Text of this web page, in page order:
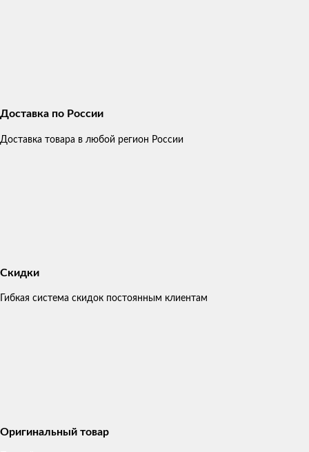
Доставка по России
Доставка товара в любой регион России
Скидки
Гибкая система скидок постоянным клиентам
Оригинальный товар